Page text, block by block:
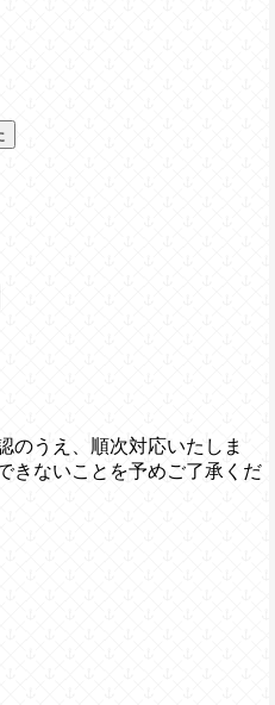
のうえ、順次対応いたしま
きないことを予めご了承くだ